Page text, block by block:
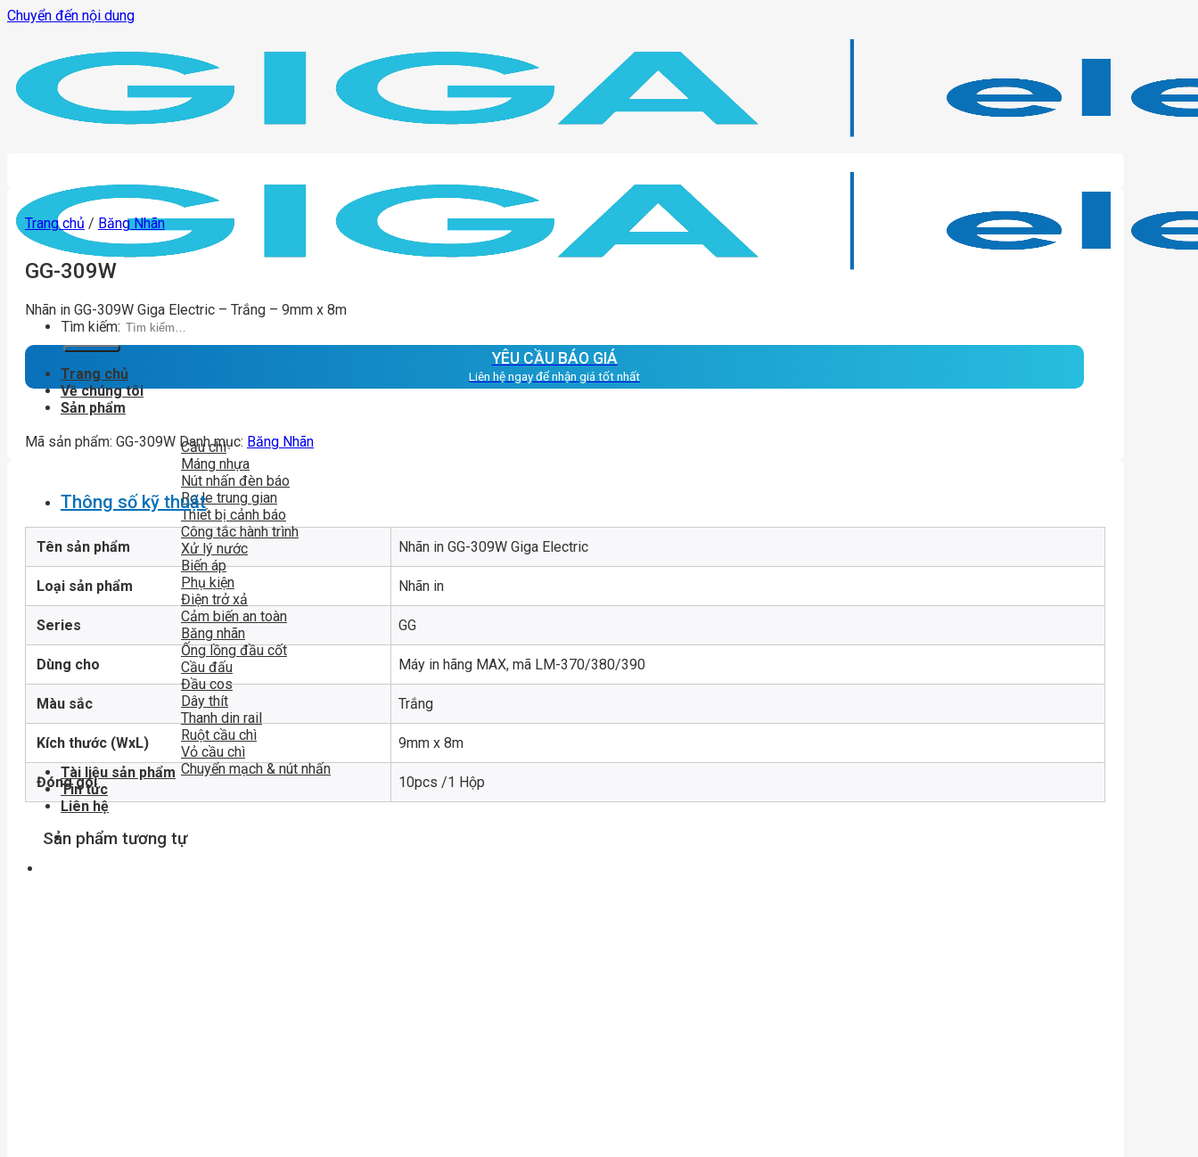
Chuyển đến nội dung
Tìm kiếm:
Trang chủ
Về chúng tôi
Sản phẩm
Cầu chì
Máng nhựa
Nút nhấn đèn báo
Rơ le trung gian
Thiết bị cảnh báo
Công tắc hành trình
Xử lý nước
Biến áp
Phụ kiện
Điện trở xả
Cảm biến an toàn
Băng nhãn
Ống lồng đầu cốt
Cầu đấu
Đầu cos
Dây thít
Thanh din rail
Ruột cầu chì
Vỏ cầu chì
Chuyển mạch & nút nhấn
Tài liệu sản phẩm
Tin tức
Liên hệ
Trang chủ / Băng Nhãn
GG-309W
Nhãn in GG-309W Giga Electric – Trắng – 9mm x 8m
YÊU CẦU BÁO GIÁ
Liên hệ ngay để nhận giá tốt nhất
Mã sản phẩm: GG-309W Danh mục: Băng Nhãn
Thông số kỹ thuật
Tên sản phẩm Nhãn in GG-309W Giga Electric
Loại sản phẩm Nhãn in
Series GG
Dùng cho Máy in hãng MAX, mã LM-370/380/390
Màu sắc Trắng
Kích thước (WxL) 9mm x 8m
Đóng gói 10pcs /1 Hộp
Sản phẩm tương tự